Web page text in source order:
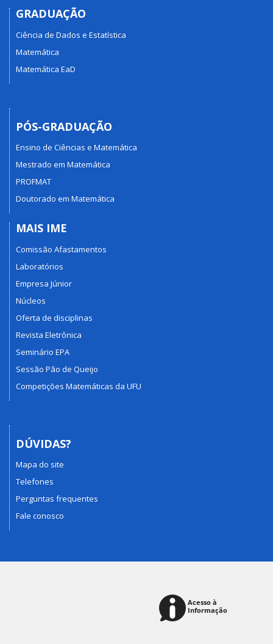
GRADUAÇÃO
Ciência de Dados e Estatística
Matemática
Matemática EaD
PÓS-GRADUAÇÃO
Ensino de Ciências e Matemática
Mestrado em Matemática
PROFMAT
Doutorado em Matemática
MAIS IME
Comissão Afastamentos
Laboratórios
Empresa Júnior
Núcleos
Oferta de disciplinas
Revista Eletrônica
Seminário EPA
Sessão Pão de Queijo
Competições Matemáticas da UFU
DÚVIDAS?
Mapa do site
Telefones
Perguntas frequentes
Fale conosco